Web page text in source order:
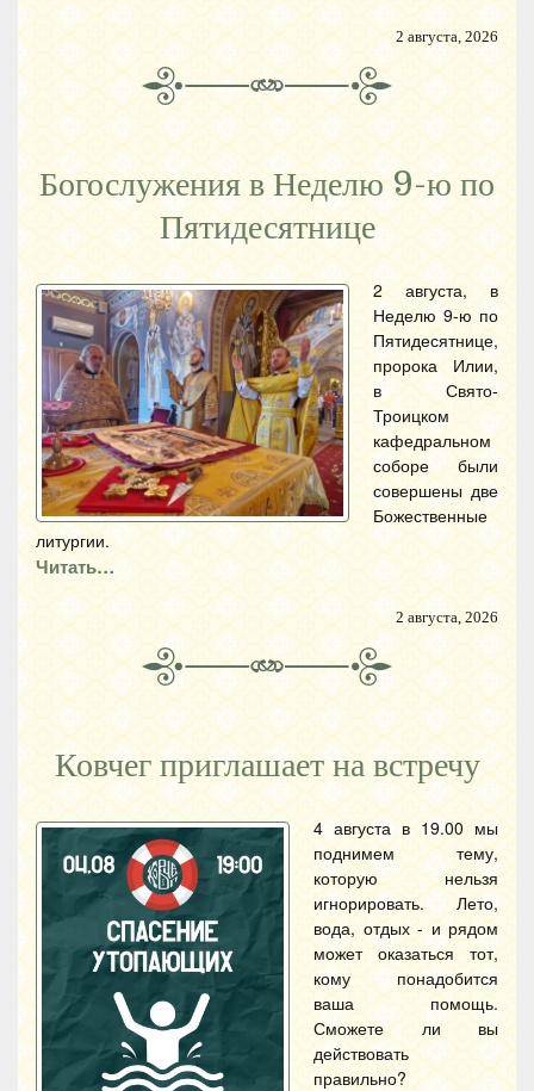
2 августа, 2026
Богослужения в Неделю 9-ю по
Пятидесятнице
2 августа, в
Неделю 9-ю по
Пятидесятнице,
пророка Илии,
в Свято-
Троицком
кафедральном
соборе были
совершены две
Божественные
литургии.
Читать…
2 августа, 2026
Ковчег приглашает на встречу
4 августа в 19.00 мы
поднимем тему,
которую нельзя
игнорировать. Лето,
вода, отдых - и рядом
может оказаться тот,
кому понадобится
ваша помощь.
Сможете ли вы
действовать
правильно?